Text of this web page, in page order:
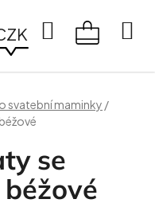
Hledat
svatební maminky /
se